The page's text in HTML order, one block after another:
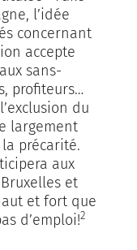
l’idée
concernant
accepte
sans-
profiteurs…
du
largement
précarité.
aux
et
et fort que
d’emploi!2